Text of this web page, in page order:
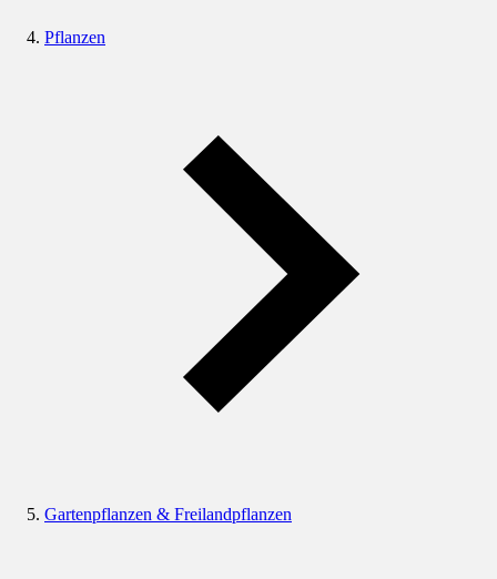
Pflanzen
Gartenpflanzen & Freilandpflanzen